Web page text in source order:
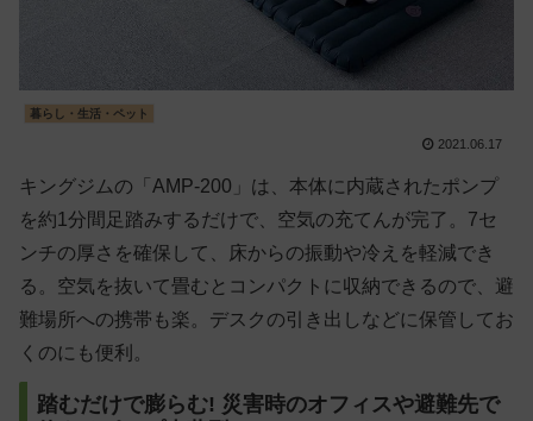
暮らし・生活・ペット
2021.06.17
キングジムの「AMP-200」は、本体に内蔵されたポンプ
を約1分間足踏みするだけで、空気の充てんが完了。7セ
ンチの厚さを確保して、床からの振動や冷えを軽減でき
る。空気を抜いて畳むとコンパクトに収納できるので、避
難場所への携帯も楽。デスクの引き出しなどに保管してお
くのにも便利。
踏むだけで膨らむ! 災害時のオフィスや避難先で